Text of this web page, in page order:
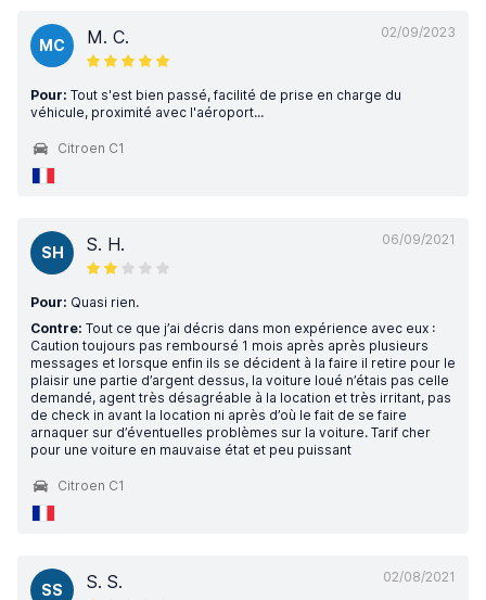
02/09/2023
MC M. C.
Pour: Tout s'est bien passé, facilité de prise en charge du
véhicule, proximité avec l'aéroport...
Citroen C1
06/09/2021
SH S. H.
Pour: Quasi rien.
Contre: Tout ce que j’ai décris dans mon expérience avec eux :
Caution toujours pas remboursé 1 mois après après plusieurs
messages et lorsque enfin ils se décident à la faire il retire pour le
plaisir une partie d’argent dessus, la voiture loué n’étais pas celle
demandé, agent très désagréable à la location et très irritant, pas
de check in avant la location ni après d’où le fait de se faire
arnaquer sur d’éventuelles problèmes sur la voiture. Tarif cher
pour une voiture en mauvaise état et peu puissant
Citroen C1
02/08/2021
SS S. S.